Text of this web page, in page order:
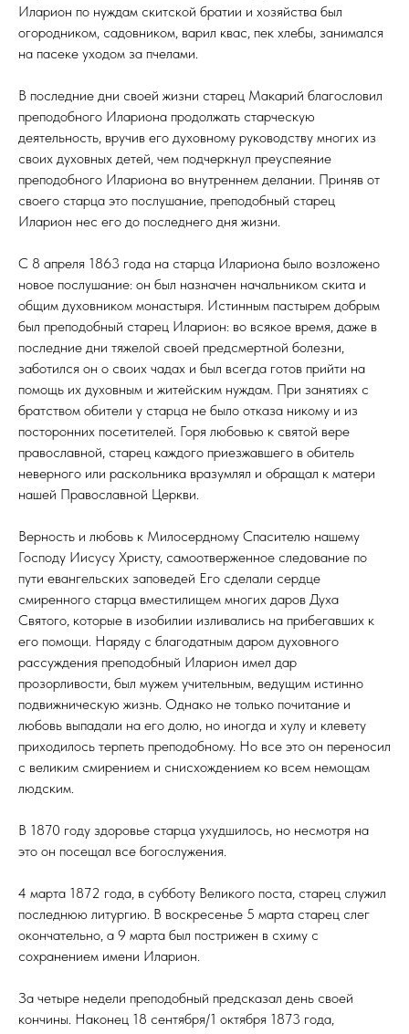
Иларион по нуждам скитской братии и хозяйства был
огородником, садовником, варил квас, пек хлебы, занимался
на пасеке уходом за пчелами.
В последние дни своей жизни старец Макарий благословил
преподобного Илариона продолжать старческую
деятельность, вручив его духовному руководству многих из
своих духовных детей, чем подчеркнул преуспеяние
преподобного Илариона во внутреннем делании. Приняв от
своего старца это послушание, преподобный старец
Иларион нес его до последнего дня жизни.
С 8 апреля 1863 года на старца Илариона было возложено
новое послушание: он был назначен начальником скита и
общим духовником монастыря. Истинным пастырем добрым
был преподобный старец Иларион: во всякое время, даже в
последние дни тяжелой своей предсмертной болезни,
заботился он о своих чадах и был всегда готов прийти на
помощь их духовным и житейским нуждам. При занятиях с
братством обители у старца не было отказа никому и из
посторонних посетителей. Горя любовью к святой вере
православной, старец каждого приезжавшего в обитель
неверного или раскольника вразумлял и обращал к матери
нашей Православной Церкви.
Верность и любовь к Милосердному Спасителю нашему
Господу Иисусу Христу, самоотверженное следование по
пути евангельских заповедей Его сделали сердце
смиренного старца вместилищем многих даров Духа
Святого, которые в изобилии изливались на прибегавших к
его помощи. Наряду с благодатным даром духовного
рассуждения преподобный Иларион имел дар
прозорливости, был мужем учительным, ведущим истинно
подвижническую жизнь. Однако не только почитание и
любовь выпадали на его долю, но иногда и хулу и клевету
приходилось терпеть преподобному. Но все это он переносил
с великим смирением и снисхождением ко всем немощам
людским.
В 1870 году здоровье старца ухудшилось, но несмотря на
это он посещал все богослужения.
4 марта 1872 года, в субботу Великого поста, старец служил
последнюю литургию. В воскресенье 5 марта старец слег
окончательно, а 9 марта был пострижен в схиму с
сохранением имени Иларион.
За четыре недели преподобный предсказал день своей
кончины. Наконец 18 сентября/1 октября 1873 года,